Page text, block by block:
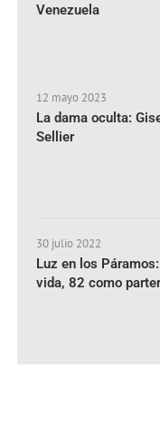
Venezuela
12 mayo 2023
La dama oculta:
Sellier
30 julio 2022
Luz en los
vida, 82 como